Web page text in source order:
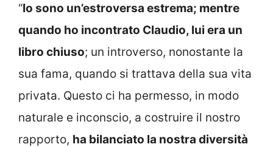
“Io sono un’estroversa estrema; mentre
quando ho incontrato Claudio, lui era un
libro chiuso; un introverso, nonostante la
sua fama, quando si trattava della sua vita
privata. Questo ci ha permesso, in modo
naturale e inconscio, a costruire il nostro
rapporto, ha bilanciato la nostra diversità